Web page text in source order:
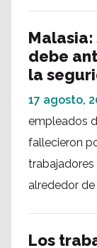
debe
la
17 agosto,
empleados
fallecieron
alrededor
Los